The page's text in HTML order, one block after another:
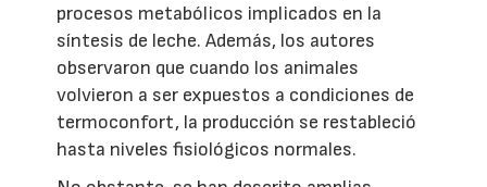
procesos metabólicos implicados en la
síntesis de leche. Además, los autores
observaron que cuando los animales
volvieron a ser expuestos a condiciones de
termoconfort, la producción se restableció
hasta niveles fisiológicos normales.